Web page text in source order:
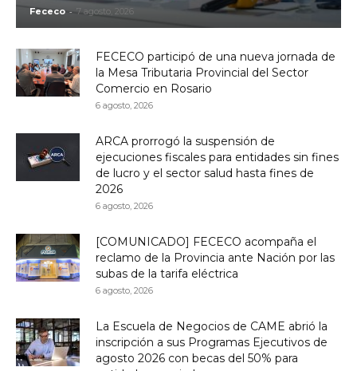
Fececo - 7 agosto, 2026
FECECO participó de una nueva jornada de
la Mesa Tributaria Provincial del Sector
Comercio en Rosario
6 agosto, 2026
ARCA prorrogó la suspensión de
ejecuciones fiscales para entidades sin fines
de lucro y el sector salud hasta fines de
2026
6 agosto, 2026
[COMUNICADO] FECECO acompaña el
reclamo de la Provincia ante Nación por las
subas de la tarifa eléctrica
6 agosto, 2026
La Escuela de Negocios de CAME abrió la
inscripción a sus Programas Ejecutivos de
agosto 2026 con becas del 50% para